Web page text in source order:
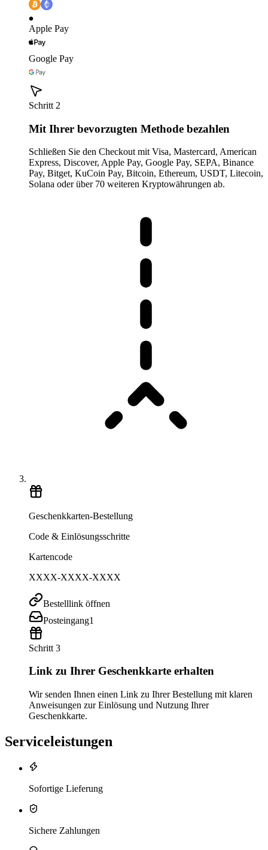
Apple Pay
Google Pay
Schritt 2
Mit Ihrer bevorzugten Methode bezahlen
Schließen Sie den Checkout mit Visa, Mastercard, American
Express, Discover, Apple Pay, Google Pay, SEPA, Binance
Pay, Bitget, KuCoin Pay, Bitcoin, Ethereum, USDT, Litecoin,
Solana oder über 70 weiteren Kryptowährungen ab.
Geschenkkarten-Bestellung
Code & Einlösungsschritte
Kartencode
XXXX-XXXX-XXXX
Bestelllink öffnen
Posteingang1
Schritt 3
Link zu Ihrer Geschenkkarte erhalten
Wir senden Ihnen einen Link zu Ihrer Bestellung mit klaren
Anweisungen zur Einlösung und Nutzung Ihrer
Geschenkkarte.
Serviceleistungen
Sofortige Lieferung
Sichere Zahlungen